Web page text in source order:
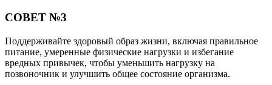
СОВЕТ №3
Поддерживайте здоровый образ жизни, включая правильное
питание, умеренные физические нагрузки и избегание
вредных привычек, чтобы уменьшить нагрузку на
позвоночник и улучшить общее состояние организма.